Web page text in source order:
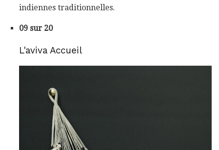
indiennes traditionnelles.
09 sur 20
L'aviva Accueil